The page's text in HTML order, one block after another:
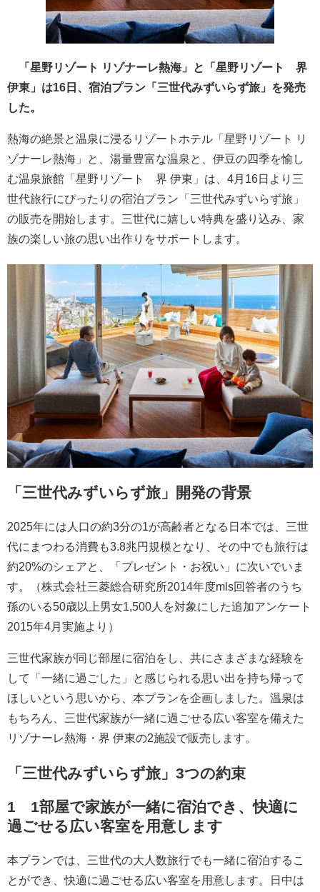
「星野リゾート リゾナーレ熱海」と「星野リゾート 界
伊東」は16日、宿泊プラン「三世代みずいらず旅」を発売
した。
熱海の絶景と温泉に浸るリゾートホテル「星野リゾート リ
ゾナーレ熱海」と、湯量豊富な温泉と、伊豆の四季を愉し
む温泉旅館「星野リゾート 界 伊東」は、4月16日より三
世代旅行にぴったりの宿泊プラン「三世代みずいらず旅」
の販売を開始します。三世代に嬉しい特典を盛り込み、家
族の楽しい旅の思い出作りをサポートします。
「三世代みずいらず旅」開発の背景
2025年には人口の約3分の1が高齢者となる日本では、三世
代にまつわる消費も3.8兆円規模となり、その中でも旅行は
約20%のシェアと、「プレゼント・お祝い」に次いでいま
す。（株式会社三菱総合研究所2014年度mls回答者のうち
孫のいる50歳以上男女1,500人を対象にした追加アンケート
2015年4月実施より）
三世代家族が同じ部屋に宿泊をし、共にさまざまな経験を
して「一緒に過ごした」と感じられる思い出を持ち帰って
ほしいという思いから、本プランを企画しました。温泉は
もちろん、三世代家族が一緒に過ごせる広い客室を備えた
リゾナーレ熱海・界 伊東の2施設で販売します。
「三世代みずいらず旅」3つの約束
1 1部屋で家族が一緒に宿泊でき、快適に
過ごせる広い客室を用意します
本プランでは、三世代の大人数旅行でも一緒に宿泊するこ
とができ、快適に過ごせる広い客室を用意します。日中は